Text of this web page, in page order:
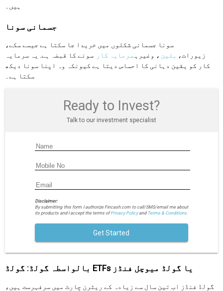
ہیں۔
جسمانی سونا
سونا جسمانی شکلوں میں خریدا جا سکتا ہے جیسے سکے،
زیورات، بلین ، وغیرہسرمایہ کار
سونے کا قبضہ ہے. یہ سرمایہ
کار کو یقین دہانی کا احساس دیتا ہے کیونکہ وہ اپنا سونا دیکھ
سکتا ہے۔
Ready to Invest?
Talk to our investment specialist
Disclaimer:
By submitting this form I authorize Fincash.com to call/SMS/email me about
its products and I accept the terms ofPrivacy Policyand Terms & Conditions.
Get Started
بالواسطہ گولڈ: گولڈ ETFs یا گولڈ میوچل فنڈز
گولڈ فنڈز اب تین سال سے زیادہ کے ریٹرن چارٹ میں سرفہرست ہیں،